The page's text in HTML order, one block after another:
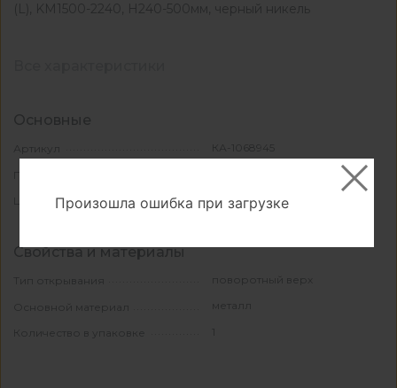
(L), KM1500-2240, H240-500мм, черный никель
Основные
Артикул КА-1068945
черный никель
Свойства и материалы
Тип открывания поворотный верх
Основной материал металл
Количество в упаковке 1
Произошла ошибка при загрузке